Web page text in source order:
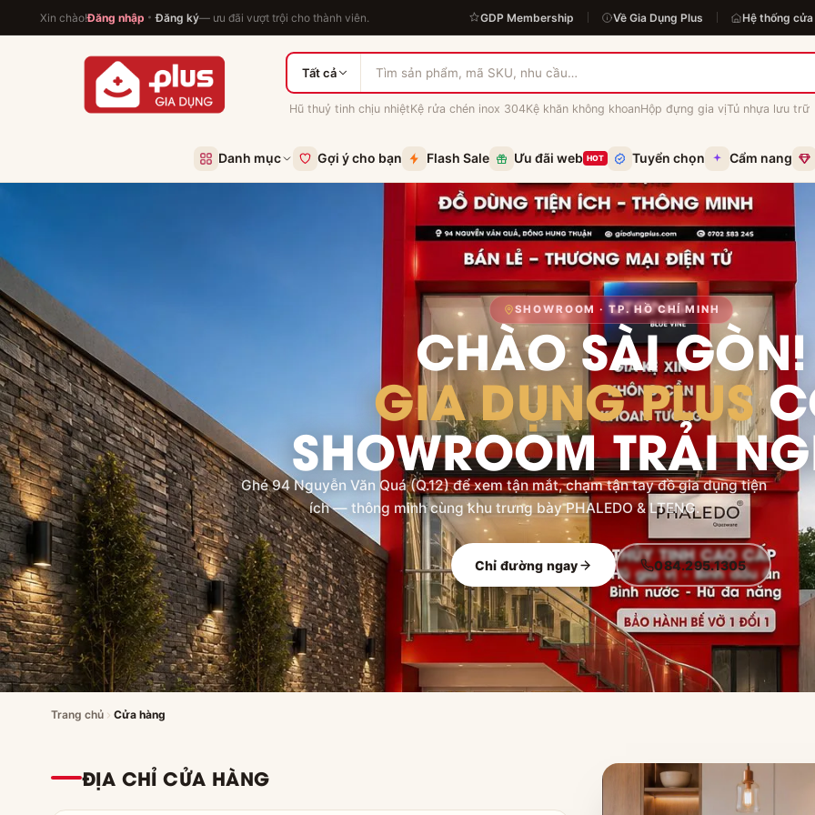
Xin chào!Đăng nhập Đăng ký— ưu đãi vượt trội cho thành viên. GDP Membership Về Gia Dụng Plus Hệ thống
Tất cả
Hũ thuỷ tinh chịu nhiệtKệ rửa chén inox 304Kệ khăn không khoanHộp đựng gia vịTủ nhựa lưu trữ
Danh mục Gợi ý cho bạn Flash Sale Ưu đãi web HOT Tuyển chọn Cẩm nang
SHOWROOM · TP. HỒ CHÍ MINH
CHÀO SÀI GÒN!
GIA DỤNG PLUS
SHOWROOM TRẢI
Ghé 94 Nguyễn Văn Quá (Q.12) để xem tận mắt, chạm tận tay đồ gia dụng tiện
ích — thông minh cùng khu trưng bày PHALEDO & LTENG.
Chỉ đường ngay 084.295.1305
Trang chủ Cửa hàng
ĐỊA CHỈ CỬA HÀNG